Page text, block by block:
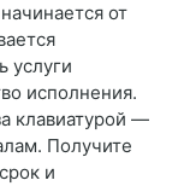
от
услуги
исполнения.
клавиатурой —
Получите
и